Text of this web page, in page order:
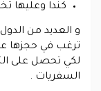
كندا وعليها
و العديد من الدول
ترغب في حجزها
لكي تحصل على
السفريات .